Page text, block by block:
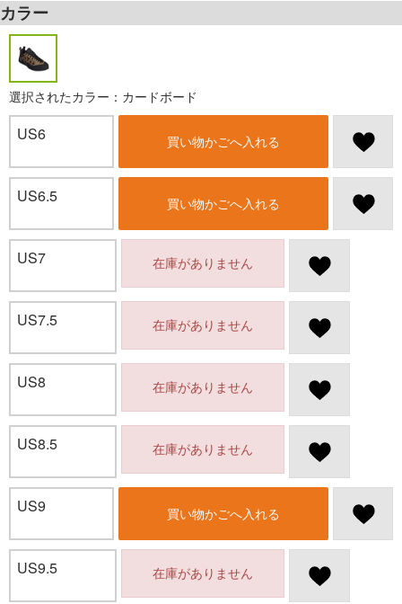
カラー
選択されたカラー：カードボード
US6 買い物かごへ入れる
US6.5 買い物かごへ入れる
US7 在庫がありません
US7.5 在庫がありません
US8 在庫がありません
US8.5 在庫がありません
US9 買い物かごへ入れる
US9.5 在庫がありません